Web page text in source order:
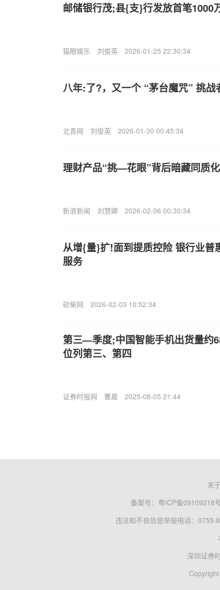
邮储银行茂;县{支}行发放首笔1000
猫眼娱乐 刘俊英 2026-01-25 22:30:34
八年:了?，又一个 “茅台魔咒” 挑战
北青网 刘俊英 2026-01-30 00:45:34
理财产品“挑—花眼”背后暗藏同质
新浪新闻 刘慧卿 2026-02-06 00:30:34
从增{量}扩!面到提质控险 银行业普
服务
砍柴网 2026-02-03 10:52:34
第三—季度;中国智能手机出货量约
位列第三、第四
证券时报网 曹晨 2025-08-05 21:44
关
备案号： 粤ICP备09109218
违法和不良信息举报电话：0755-
深圳证券